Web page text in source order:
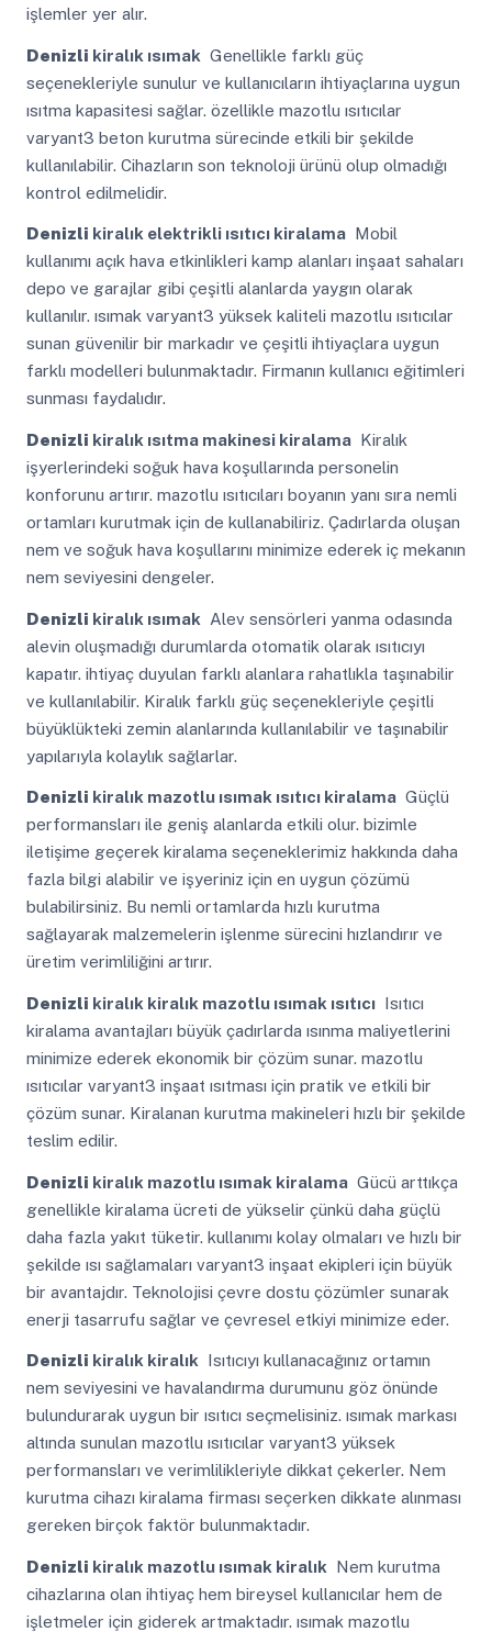
işlemler yer alır.
Denizli kiralık ısımak Genellikle farklı güç
seçenekleriyle sunulur ve kullanıcıların ihtiyaçlarına uygun
ısıtma kapasitesi sağlar. özellikle mazotlu ısıtıcılar
varyant3 beton kurutma sürecinde etkili bir şekilde
kullanılabilir. Cihazların son teknoloji ürünü olup olmadığı
kontrol edilmelidir.
Denizli kiralık elektrikli ısıtıcı kiralamaMobil
kullanımı açık hava etkinlikleri kamp alanları inşaat sahaları
depo ve garajlar gibi çeşitli alanlarda yaygın olarak
kullanılır. ısımak varyant3 yüksek kaliteli mazotlu ısıtıcılar
sunan güvenilir bir markadır ve çeşitli ihtiyaçlara uygun
farklı modelleri bulunmaktadır. Firmanın kullanıcı eğitimleri
sunması faydalıdır.
Denizli kiralık ısıtma makinesi kiralamaKiralık
işyerlerindeki soğuk hava koşullarında personelin
konforunu artırır. mazotlu ısıtıcıları boyanın yanı sıra nemli
ortamları kurutmak için de kullanabiliriz. Çadırlarda oluşan
nem ve soğuk hava koşullarını minimize ederek iç mekanın
nem seviyesini dengeler.
Denizli kiralık ısımak Alev sensörleri yanma odasında
alevin oluşmadığı durumlarda otomatik olarak ısıtıcıyı
kapatır. ihtiyaç duyulan farklı alanlara rahatlıkla taşınabilir
ve kullanılabilir. Kiralık farklı güç seçenekleriyle çeşitli
büyüklükteki zemin alanlarında kullanılabilir ve taşınabilir
yapılarıyla kolaylık sağlarlar.
Denizli kiralık mazotlu ısımak ısıtıcı kiralamaGüçlü
performansları ile geniş alanlarda etkili olur. bizimle
iletişime geçerek kiralama seçeneklerimiz hakkında daha
fazla bilgi alabilir ve işyeriniz için en uygun çözümü
bulabilirsiniz. Bu nemli ortamlarda hızlı kurutma
sağlayarak malzemelerin işlenme sürecini hızlandırır ve
üretim verimliliğini artırır.
Denizli kiralık kiralık mazotlu ısımak ısıtıcıIsıtıcı
kiralama avantajları büyük çadırlarda ısınma maliyetlerini
minimize ederek ekonomik bir çözüm sunar. mazotlu
ısıtıcılar varyant3 inşaat ısıtması için pratik ve etkili bir
çözüm sunar. Kiralanan kurutma makineleri hızlı bir şekilde
teslim edilir.
Denizli kiralık mazotlu ısımak kiralamaGücü arttıkça
genellikle kiralama ücreti de yükselir çünkü daha güçlü
daha fazla yakıt tüketir. kullanımı kolay olmaları ve hızlı bir
şekilde ısı sağlamaları varyant3 inşaat ekipleri için büyük
bir avantajdır. Teknolojisi çevre dostu çözümler sunarak
enerji tasarrufu sağlar ve çevresel etkiyi minimize eder.
Denizli kiralık kiralık Isıtıcıyı kullanacağınız ortamın
nem seviyesini ve havalandırma durumunu göz önünde
bulundurarak uygun bir ısıtıcı seçmelisiniz. ısımak markası
altında sunulan mazotlu ısıtıcılar varyant3 yüksek
performansları ve verimlilikleriyle dikkat çekerler. Nem
kurutma cihazı kiralama firması seçerken dikkate alınması
gereken birçok faktör bulunmaktadır.
Denizli kiralık mazotlu ısımak kiralık Nem kurutma
cihazlarına olan ihtiyaç hem bireysel kullanıcılar hem de
işletmeler için giderek artmaktadır. ısımak mazotlu